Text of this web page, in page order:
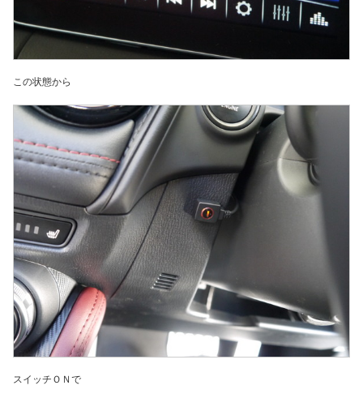
この状態から
スイッチＯＮで